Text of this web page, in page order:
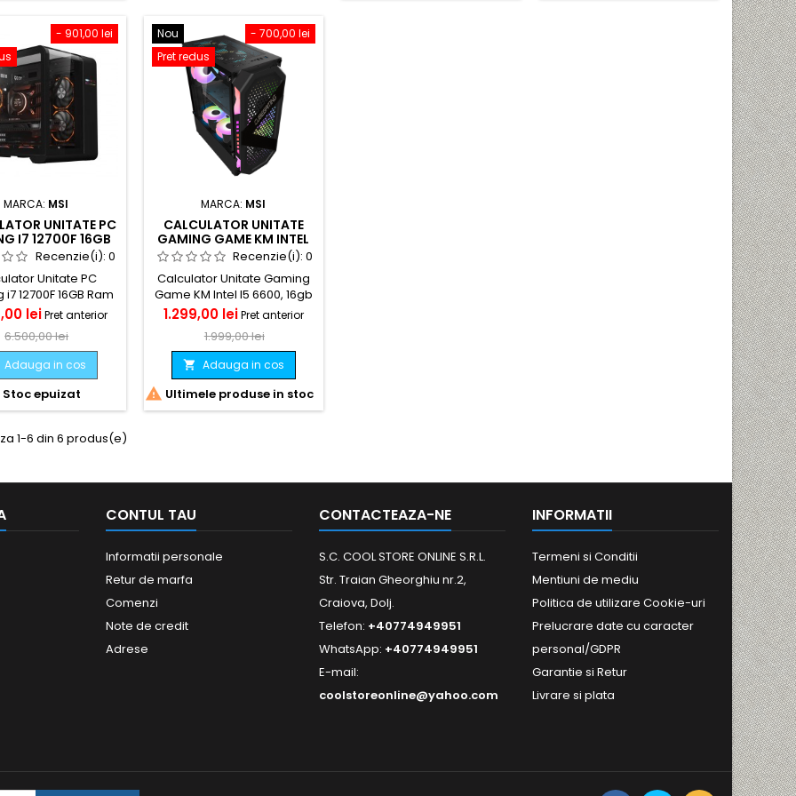
- 901,00 lei
MARCA: MSI
UNITATE PC
I7 12700F 16GB
TRIDENTZ
M.2 NVME WD
LICHIDA ARGB
5060TI 8GB
Recenzie(i): 0
Unitate PC
12700F 16GB Ram
Rgb SSD M.2
1TB, racire lichida
5060TI 8GB GDDR7
leiPret anteriorPret
6.500,00 lei
Adauga in cos
Stoc epuizat
- 700,00 lei
Nou
Pret redus
MARCA: MSI
CALCULATOR UNITATE
GAMING GAME KM INTEL
I5 6600, 16GB RAM, MSI
GTX 1060 3GB, SSD + HDD
Recenzie(i):0
Calculator Unitate Gaming
Game KM Intel I5 6600, 16gb
ram, MSI GTX 1060 3GB, SSD
120+ 500 GB HDD
Pret
1.299,00 leiPret anteriorPret
1.999,00 lei
 Adauga in cos
 Ultimele produse in stoc
1-6 din 6 produs(e)
CONTUL TAU
Informatii personale
Retur de marfa
Comenzi
Note de credit
Adrese
CONTACTEAZA-NE
S.C. COOL STORE ONLINE S.R.L.
Str. Traian Gheorghiu nr.2,
Craiova, Dolj.
Telefon: +40774949951
WhatsApp: +40774949951
E-mail:
coolstoreonline@yahoo.com
INFORMATII
Termeni si Conditii
Mentiuni de mediu
Politica de utilizare Cookie-uri
Prelucrare date cu caracter
personal/GDPR
Garantie si Retur
Livrare si plata